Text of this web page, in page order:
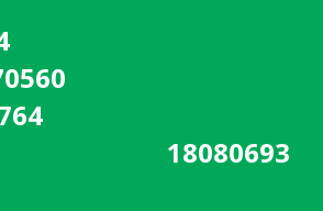
18080693